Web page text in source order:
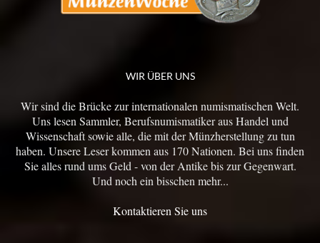
WIR ÜBER UNS
Wir sind die Brücke zur internationalen numismatischen Welt.
Uns lesen Sammler, Berufsnumismatiker aus Handel und
Wissenschaft sowie alle, die mit der Münzherstellung zu tun
haben. Unsere Leser kommen aus 170 Nationen. Bei uns finden
Sie alles rund ums Geld - von der Antike bis zur Gegenwart.
Und noch ein bisschen mehr...
Kontaktieren Sie uns